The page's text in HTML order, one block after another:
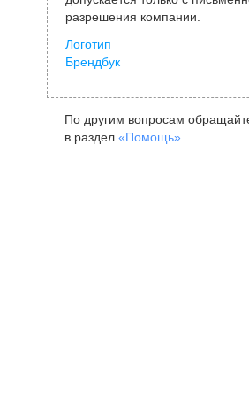
разрешения компании.
Логотип
Брендбук
По другим вопросам
в раздел «Помощь»